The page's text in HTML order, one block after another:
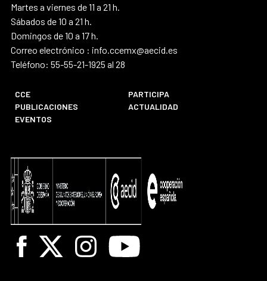
Martes a viernes de 11 a 21 h.
Sábados de 10 a 21 h.
Domingos de 10 a 17 h.
Correo electrónico : info.ccemx@aecid.es
Teléfono: 55-55-21-1925 al 28
CCE
PARTICIPA
PUBLICACIONES
ACTUALIDAD
EVENTOS
Facebook
X InstagramYoutube